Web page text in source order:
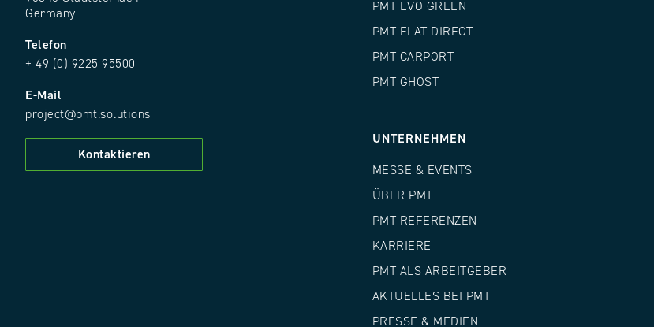
Germany
Telefon
+ 49 (0) 9225 95500
E-Mail
project@pmt.solutions
Kontaktieren
PMT EVO GREEN
PMT FLAT DIRECT
PMT CARPORT
PMT GHOST
UNTERNEHMEN
MESSE & EVENTS
ÜBER PMT
PMT REFERENZEN
KARRIERE
PMT ALS ARBEITGEBER
AKTUELLES BEI PMT
PRESSE & MEDIEN